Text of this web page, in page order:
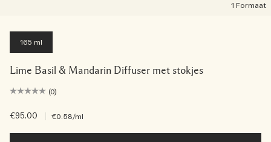
1 Formaat
165 ml
Lime Basil & Mandarin Diffuser met stokjes
(0)
€95.00 €0.58/ml